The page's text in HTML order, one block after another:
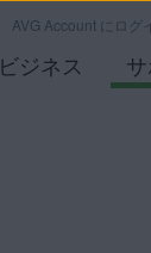
AVG Account にログ
ビジネス